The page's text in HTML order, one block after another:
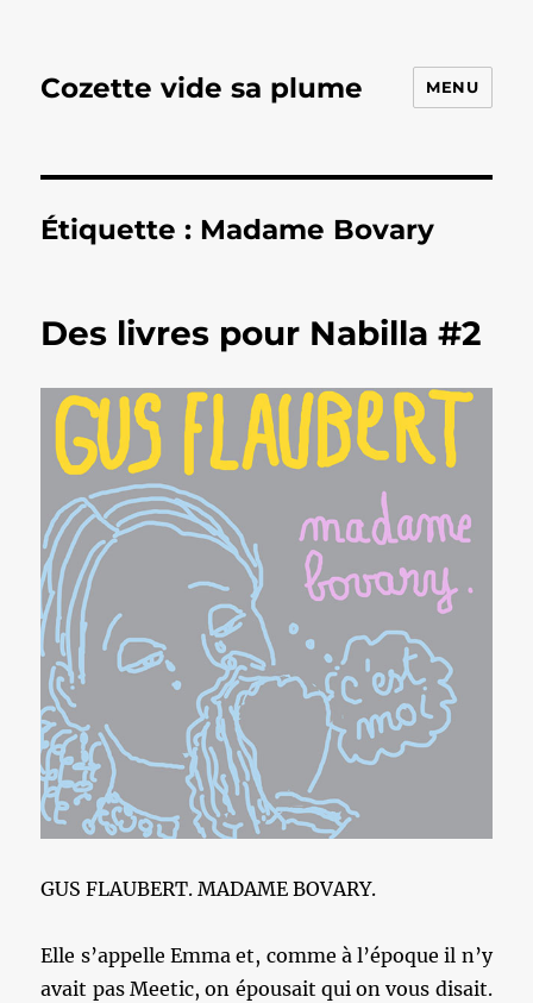
Cozette vide sa plume MENU
Étiquette : Madame Bovary
Des livres pour Nabilla #2
GUS FLAUBERT. MADAME BOVARY.
Elle s’appelle Emma et, comme à l’époque il n’y
avait pas Meetic, on épousait qui on vous disait.